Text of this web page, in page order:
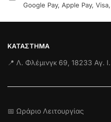
Google Pay, Apple Pay,
ΚΑΤΆΣΤΗΜΑ
📍 Λ. Φλέμινγκ 69, 18233 Αγ.
📅 Ωράριο Λειτουργίας